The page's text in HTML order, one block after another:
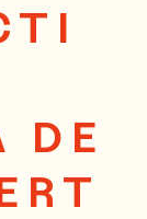
DE